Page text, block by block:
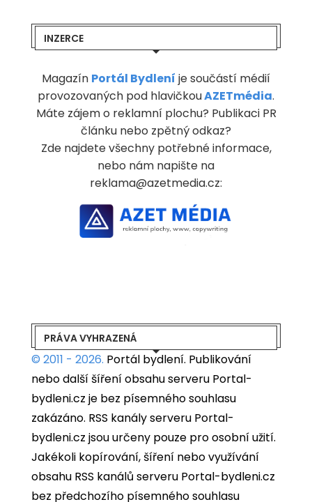
INZERCE
Magazín Portál Bydlení je součástí médií
provozovaných pod hlavičkouAZETmédia.
Máte zájem o reklamní plochu? Publikaci PR
článku nebo zpětný odkaz?
Zde najdete všechny potřebné informace,
nebo nám napište na
reklama@azetmedia.cz:
PRÁVA VYHRAZENÁ
© 2011 - 2026. Portál bydlení. Publikování
nebo další šíření obsahu serveru Portal-
bydleni.cz je bez písemného souhlasu
zakázáno. RSS kanály serveru Portal-
bydleni.cz jsou určeny pouze pro osobní užití.
Jakékoli kopírování, šíření nebo využívání
obsahu RSS kanálů serveru Portal-bydleni.cz
bez předchozího písemného souhlasu